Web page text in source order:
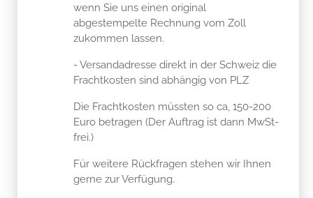
wenn Sie uns einen original
abgestempelte Rechnung vom Zoll
zukommen lassen.
- Versandadresse direkt in der Schweiz die
Frachtkosten sind abhängig von PLZ
Die Frachtkosten müssten so ca, 150-200
Euro betragen (Der Auftrag ist dann MwSt-
frei.)
Für weitere Rückfragen stehen wir Ihnen
gerne zur Verfügung.